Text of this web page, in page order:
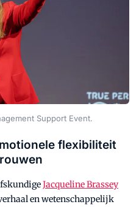
Support Event.
flexibiliteit
Jacqueline Brassey
en wetenschappelijk